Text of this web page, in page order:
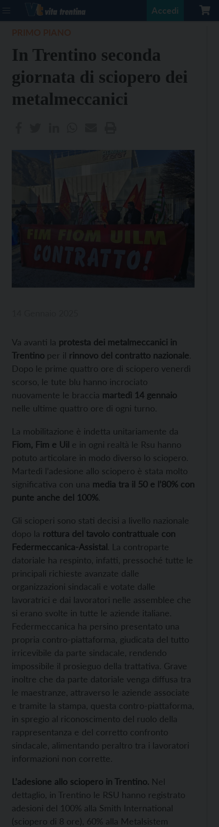
Accedi
In Trentino seconda
giornata di sciopero dei
metalmeccanici
Va avanti la protesta dei metalmeccanici in
Trentino per il rinnovo del contratto nazionale.
Dopo le prime quattro ore di sciopero venerdì
scorso, le tute blu hanno incrociato
nuovamente le braccia martedì 14 gennaio
nelle ultime quattro ore di ogni turno.
La mobilitazione è indetta unitariamente da
Fiom, Fim e Uil e in ogni realtà le Rsu hanno
potuto articolare in modo diverso lo sciopero.
Martedì l’adesione allo sciopero è stata molto
significativa con una media tra il 50 e l’80% con
punte anche del 100%.
Gli scioperi sono stati decisi a livello nazionale
dopo la rottura del tavolo contrattuale con
Federmeccanica-Assistal. La controparte
datoriale ha respinto, infatti, pressoché tutte le
principali richieste avanzate dalle
organizzazioni sindacali e votate dalle
lavoratrici e dai lavoratori nelle assemblee che
si erano svolte in tutte le aziende italiane.
Federmeccanica ha persino presentato una
propria contro-piattaforma, giudicata del tutto
irricevibile da parte sindacale, rendendo
impossibile il prosieguo della trattativa. Grave
inoltre che da parte datoriale venga diffusa tra
le maestranze, attraverso le aziende associate
e tramite la stampa, questa contro-piattaforma,
in spregio al riconoscimento del ruolo della
rappresentanza e del corretto confronto
sindacale, alimentando peraltro tra i lavoratori
informazioni non corrette.
L’adesione allo sciopero in Trentino. Nel
dettaglio, in Trentino le RSU hanno registrato
adesioni del 100% alla Smith International
(sciopero di 8 ore), 60% alla Metalsistem